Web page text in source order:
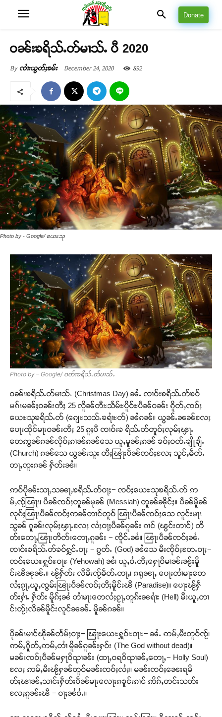
Donate
ဝၼ်းၶရိသ်ႉတ်မၢသ်ႉ ပီ 2020
By ၸၢႆးယွတ်ႈၶမ်း December 24, 2020 892
Photo by - Google/ ယေႊသု
Photo by – Google/ ဝတ်းၶရိသ်ႉတ်မၢသ်ႉ
ဝၼ်းၶရိသ်ႉတ်မၢသ်ႉ (Christmas Day) ၼႆႉ ၸၢဝ်းၶရိသ်ႉတ်ၶဝ်
မၵ်းမၼ်ႈဝၼ်းတီႈ 25 လိူၼ်တီႊသႅမ်ႊပိူဝ်ႊပဵၼ်ဝၼ်း ၵိူတ်ႇၸဝ်ႈ
ယေႊသုၶရိသ်ႉတ် (ၵျေႊသသ်ႉၶရၢႆႊတ်) ၼႆၵၼ်။ ယွၼ်ႉၼၼ်လႄႈ
ပေႃးထိုင်မႃးဝၼ်းတီႈ 25 ၵူႈပီ ၸၢဝ်းၶ ရိသ်ႉတ်တူဝ်ႈလုမ်ႈၾႃႉ
တေဢွၼ်ၵၼ်လိုဝ်ႈၵၢၼ်ၵၼ်သေ ယူႇမူၼ်ႈၵၼ် ၶဝ်ႈဝတ်ႉၶျိူၶျ်ႉ
(Church) ၵၼ်သေ ယွၼ်းသူး တီႈၽြႃးပဵၼ်ၸဝ်ႈလႄႈ သူင်ႇမဵတ်ႉ
တႃႇၸူးၵၼ် ႁဵတ်းၼႆ။
ဢဝ်ပိုၼ်းသႃႇသၼႃႇၶရိသ်ႉတ်ဝႃႈ− ၸဝ်ႈယေႊသုၶရိသ်ႉတ် ဢ
မ်ႇၸႂ်ၽြႃး၊ ပဵၼ်ၸဝ်ႈတူၼ်မုၼ် (Messiah) တူၼ်ၼိုင်ႈ။ ပဵၼ်မိူၼ်
လုၵ်ႈၽြႃးပဵၼ်ၸဝ်ႈဢၼ်တၢင်တူဝ် ၽြႃးပဵၼ်ၸဝ်ႈသေ လူင်းမႃး
သွၼ် ၵူၼ်းလုမ်ႈၾႃႉလႄႈ လႆႈဝႃႈပဵၼ်ၵူၼ်း ၵၢင် (ၽွင်းတၢင်) တိ
တ်းတေႃႇၽြႃးတိတ်းတေႃႇၵူၼ်း − ၸိူင်ႉၼႆ။ ၽြႃးပဵၼ်ၸဝ်ႈၼႆႉ
ၸၢဝ်းၶရိသ်ႉတ်ၶဝ်ႁွင်ႉဝႃႈ − ၵွတ်ႉ (God) ၼႆသေ မီးၸိုဝ်ႈတႄႉဝႃႈ−
ၸဝ်ႈယေႊႁူဝ်ႊဝႃႊ (Yehowah) ၼႆ၊ ယူႇဝႆႉတီႈႁေႃဝိမၢၼ်းၼႂ်းမိူ
င်းၽီၼုၼ်ႉ။ ၽႂ်ႁဵတ်း လီမီးၸႂ်မဵတ်ႉတႃႇ၊ ၵရုၼႃႇ ပေႃးတၢႆမႃးတေ
လႆႈၵႂႃႇယူႇၸွမ်းၽြႃးပဵၼ်ၸဝ်ႈတီႈမိူင်းၽီ (Paradise)။ ပေႃးၽႂ်ႁဵ
တ်းႁၢႆႉ ႁဵတ်း မိူၵ်ႈၼႆ တၢႆမႃးတေလႆႈၵႂႃႇတူၵ်းၼရၢႆး (Hell) မီးယူႇတၢ
င်းတႂ်ႈလိၼ်မိူင်းလူင်ၼၼ်ႉ မိူၼ်ၵၼ်။
ပိုၼ်းမၢင်ၽိုၼ်တႅမ်ႈဝႃႈ− ၽြႃးယေႊႁူဝ်ႊဝႃႊ− ၼႆႉ ဢမ်ႇမီးတူဝ်ၸႂ်၊
ဢမ်ႇၵိူတ်ႇဢမ်ႇတၢႆ မိူၼ်ၵူၼ်းႁဝ်း (The God without dead)။
မၼ်းၸဝ်ႈပဵၼ်မႁႃဝိၺၢၼ်း (ထႃႇဝရဝိၺၢၼ်ႇတေႃႇ− Holly Soul)
လႄႈ ဢမ်ႇမီးၽႂ်ႁၼ်တူဝ်မၼ်းၸဝ်ႈလႆႈ။ မၼ်းၸဝ်ႈၼေးရမိ
တ်ႈၽၢၼ်ႇသၢင်းႁဵတ်းပဵၼ်မႃးလေႃးၵၶူင်းၵၢင် ဢိၵ်ႇတင်းသတ်း
လႄႈၵူၼ်းၽီ − ဝႃႈၼႆဝႆႉ။